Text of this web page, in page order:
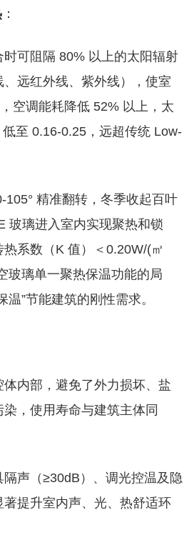
：
可阻隔 80% 以上的太阳辐射
远红外线、紫外线），使室
空调能耗降低 52% 以上，太
至 0.16-0.25，远超传统 Low-
精准翻转，冬季收起百叶
玻璃进入室内实现聚热和锁
系数（K 值）＜0.20W/(㎡
玻璃单一聚热保温功能的局
温”节能建筑的刚性需求。
内部，避免了外力损坏、盐
，使用寿命与建筑主体同
声（≥30dB）、调光控温及隐
提升室内声、光、热舒适环